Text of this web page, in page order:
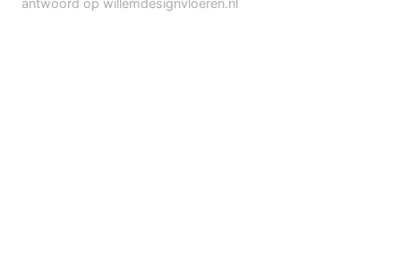
antwoord op willemdesignvloeren.nl